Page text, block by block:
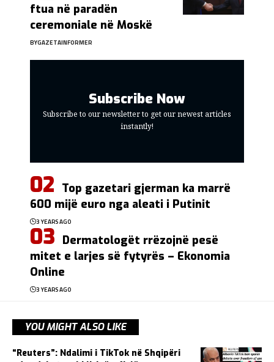
ftua në paradën
ceremoniale në Moskë
BYGAZETAINFORMER
Subscribe Now
Subscribe to our newsletter to get our newest articles
instantly!
Top gazetari gjerman ka marrë
600 mijë euro nga aleati i Putinit
3 YEARS AGO
Dermatologët rrëzojnë pesë
mitet e larjes së fytyrës – Ekonomia
Online
3 YEARS AGO
YOU MIGHT ALSO LIKE
“Reuters”: Ndalimi i TikTok në Shqipëri